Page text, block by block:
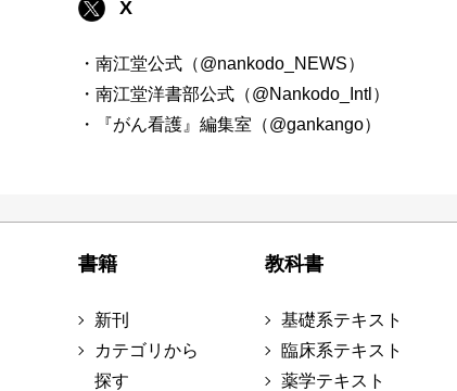
X
・南江堂公式（@nankodo_NEWS）
・南江堂洋書部公式（@Nankodo_Intl）
・『がん看護』編集室（@gankango）
書籍
新刊
カテゴリから
探す
教科書
基礎系テキスト
臨床系テキスト
薬学テキスト